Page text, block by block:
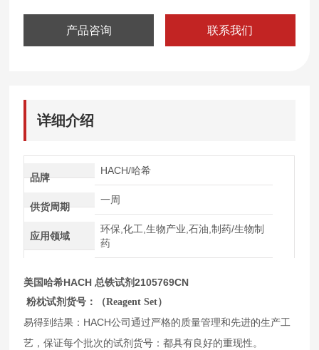
产品咨询 联系我们
详细介绍
品牌
HACH/哈希
供货周期
一周
应用领域
环保,化工,生物产业,石油,制药/生物制
药
美国哈希HACH 总铁试剂2105769CN
粉枕试剂货号：（Reagent Set）
易得到结果：HACH公司通过严格的质量管理和先进的生产工
艺，保证每个批次的试剂货号：都具有良好的重现性。